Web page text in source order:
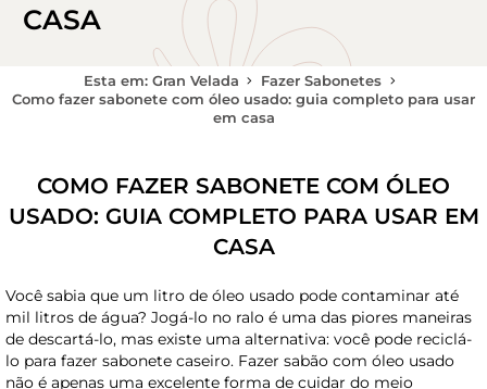
CASA
Esta em: Gran Velada
Fazer Sabonetes
Como fazer sabonete com óleo usado: guia completo para usar
em casa
COMO FAZER SABONETE COM ÓLEO
USADO: GUIA COMPLETO PARA USAR EM
CASA
Você sabia que um litro de óleo usado pode contaminar até
mil litros de água? Jogá-lo no ralo é uma das piores maneiras
de descartá-lo, mas existe uma alternativa: você pode reciclá-
lo para fazer sabonete caseiro. Fazer sabão com óleo usado
não é apenas uma excelente forma de cuidar do meio